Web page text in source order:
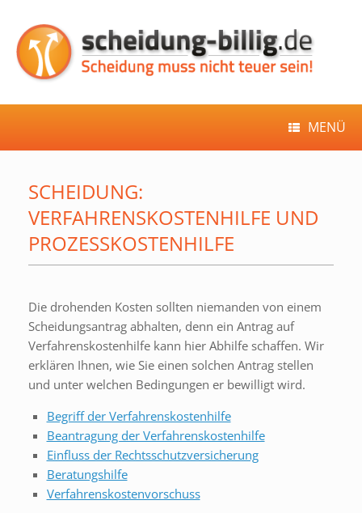
springen
MENÜ
SCHEIDUNG:
VERFAHRENSKOSTENHILFE UND
PROZESSKOSTENHILFE
Die drohenden Kosten sollten niemanden von einem
Scheidungsantrag abhalten, denn ein Antrag auf
Verfahrenskostenhilfe kann hier Abhilfe schaffen. Wir
erklären Ihnen, wie Sie einen solchen Antrag stellen
und unter welchen Bedingungen er bewilligt wird.
Begriff der Verfahrenskostenhilfe
Beantragung der Verfahrenskostenhilfe
Einfluss der Rechtsschutzversicherung
Beratungshilfe
Verfahrenskostenvorschuss